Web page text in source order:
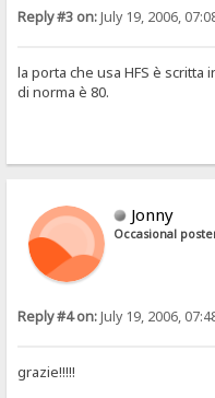
Reply #3 on:July 19, 2006,
la porta che usa HFS è
di norma è 80.
Jonny
Occasional
Reply #4 on:July 19, 2006,
grazie!!!!!